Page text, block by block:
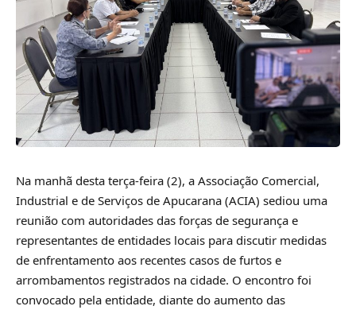
Na manhã desta terça-feira (2), a Associação Comercial,
Industrial e de Serviços de Apucarana (ACIA) sediou uma
reunião com autoridades das forças de segurança e
representantes de entidades locais para discutir medidas
de enfrentamento aos recentes casos de furtos e
arrombamentos registrados na cidade. O encontro foi
convocado pela entidade, diante do aumento das